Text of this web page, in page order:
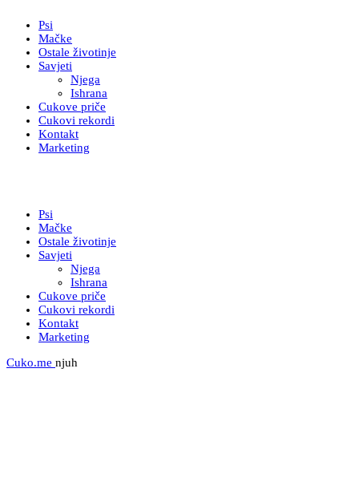
Psi
Mačke
Ostale životinje
Savjeti
Njega
Ishrana
Cukove priče
Cukovi rekordi
Kontakt
Marketing
Psi
Mačke
Ostale životinje
Savjeti
Njega
Ishrana
Cukove priče
Cukovi rekordi
Kontakt
Marketing
Cuko.me njuh